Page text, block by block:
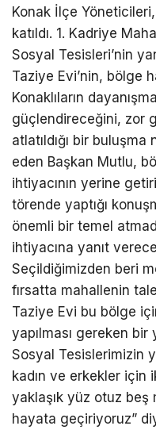
Konak İlçe
katıldı. 1. Kadriye
Sosyal Tesisleri’nin
Taziye Evi’nin, bölge
Konaklıların
güçlendireceğini, zor
atlatıldığı bir buluşma
eden Başkan Mutlu,
ihtiyacının yerine
törende yaptığı
önemli bir temel
ihtiyacına yanıt
Seçildiğimizden beri
fırsatta mahallenin
Taziye Evi bu bölge
yapılması gereken bir
Sosyal Tesislerimizin
kadın ve erkekler için
yaklaşık yüz otuz beş
hayata geçiriyoruz”